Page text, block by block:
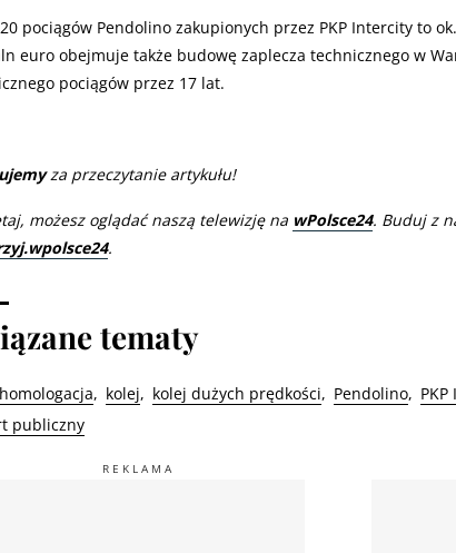
pociągów Pendolino zakupionych przez PKP Intercity to
euro obejmuje także budowę zaplecza technicznego w
pociągów przez 17 lat.
za przeczytanie artykułu!
możesz oglądać naszą telewizję na wPolsce24. Buduj z
.
tematy
homologacja kolej kolej dużych prędkości Pendolino
publiczny